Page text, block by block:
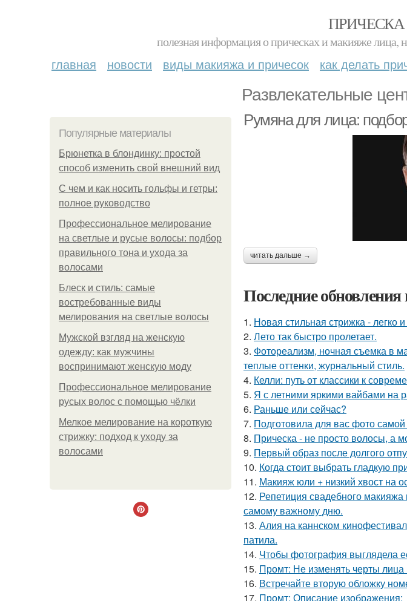
полезная информация о прическах и макияже лица,
главная новости виды макияжа и причесок как делать
Развлекательные
Популярные материалы
Брюнетка в блондинку: простой
способ изменить свой внешний вид
С чем и как носить гольфы и гетры:
полное руководство
Профессиональное мелирование
на светлые и русые волосы: подбор
правильного тона и ухода за
волосами
Блеск и стиль: самые
востребованные виды
мелирования на светлые волосы
Мужской взгляд на женскую
одежду: как мужчины
воспринимают женскую моду
Профессиональное мелирование
русых волос с помощью чёлки
Мелкое мелирование на короткую
стрижку: подход к уходу за
волосами
Румяна для лица:
читать дальше →
Последние обновления
1. Новая стильная стрижка - легко
2. Лето так быстро пролетает.
3. Фотореализм, ночная съемка в
теплые оттенки, журнальный стиль.
4. Келли: путь от классики к
5. Я с летними яркими вайбами на
6. Раньше или сейчас?
7. Подготовила для вас фото
8. Прическа - не просто волосы, а
9. Первый образ после долгого
10. Когда стоит выбрать гладкую
11. Макияж юли + низкий хвост на
12. Репетиция свадебного
самому важному дню.
13. Алия на каннском
патила.
14. Чтобы фотография выглядела
15. Промт: Не изменять черты лица
16. Встречайте вторую обложку
17. Промт: Описание изображения: